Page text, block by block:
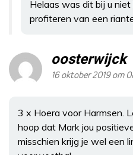
Helaas was dit bij u
profiteren van een
oosterwijck
16 oktober 2019 om
3 x Hoera voor Harmsen.
hoop dat Mark jou
misschien krijg je wel een